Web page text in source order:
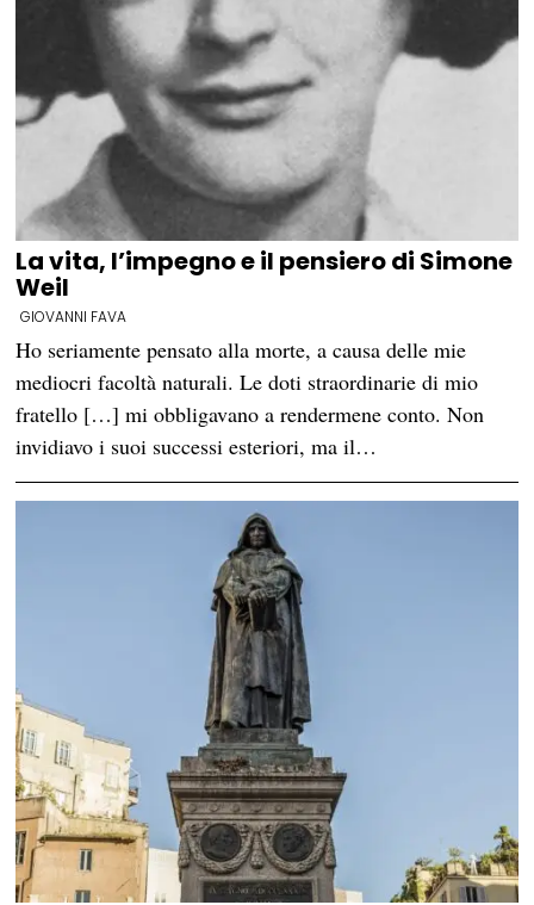
La vita, l’impegno e il pensiero di Simone
Weil
GIOVANNI FAVA
Ho seriamente pensato alla morte, a causa delle mie
mediocri facoltà naturali. Le doti straordinarie di mio
fratello […] mi obbligavano a rendermene conto. Non
invidiavo i suoi successi esteriori, ma il…